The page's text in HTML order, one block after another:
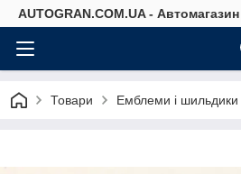
AUTOGRAN.COM.UA - Автомагазин
Товари Емблеми і шильдики